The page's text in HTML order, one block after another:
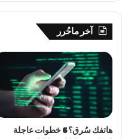
آخر ماحُرر
هاتفك سُرق؟ 6 خطوات عاجلة